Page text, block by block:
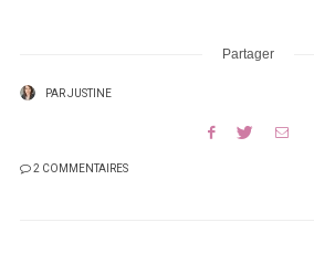
Partager
PARJUSTINE
2 COMMENTAIRES